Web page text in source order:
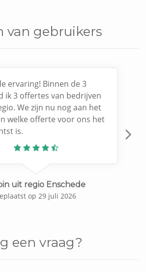
van gebruikers
ervaring! Binnen de 3
ik 3 offertes van bedrijven
We zijn nu nog aan het
welke offerte voor ons het
is.
uit regio Enschede
op 29 juli 2026
een vraag?